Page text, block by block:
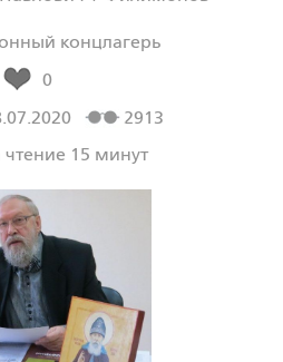
концлагерь
0
2913
15 минут